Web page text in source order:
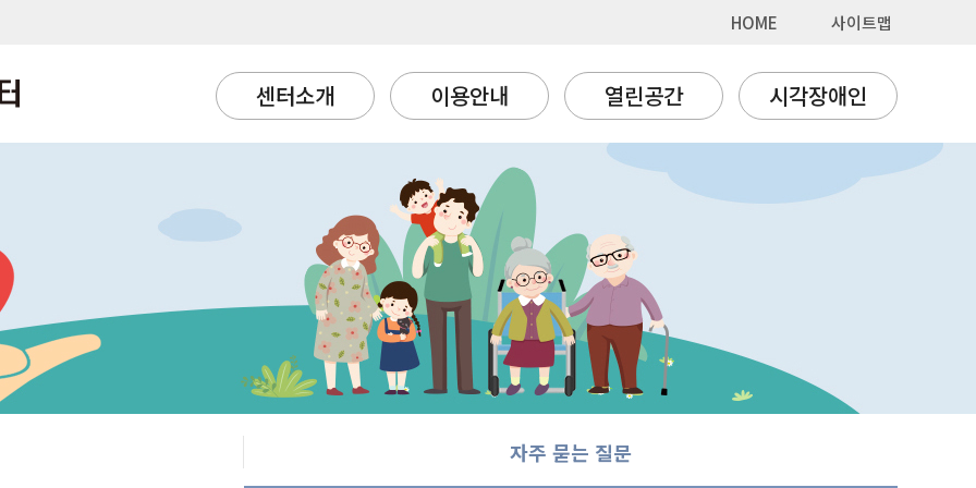
HOME 사이트맵
센터소개 이용안내 열린공간 시각장애인
자주 묻는 질문